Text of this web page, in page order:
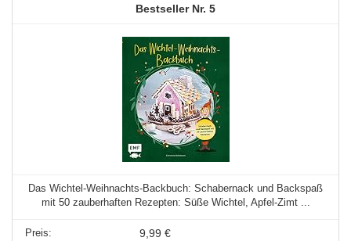
5
Das Wichtel-Weihnachts-Backbuch: Schabernack und Backspaß
mit 50 zauberhaften Rezepten: Süße Wichtel, Apfel-Zimt ...
9,99 €